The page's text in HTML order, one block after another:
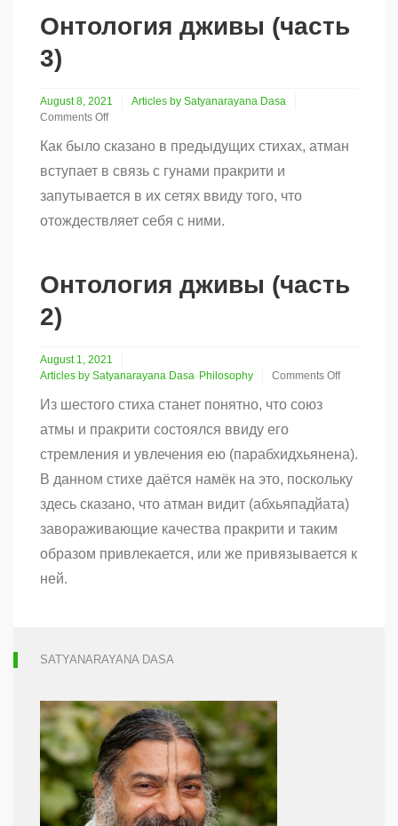
Онтология дживы (часть
3)
August 8, 2021
Articles by Satyanarayana Dasa
Comments Off
Онтология
(часть
3)
Как было сказано в предыдущих стихах, атман
вступает в связь с гунами пракрити и
запутывается в их сетях ввиду того, что
отождествляет себя с ними.
Онтология дживы (часть
2)
August 1, 2021
Articles by Satyanarayana Dasa Philosophy
Comments Off
Онтология
2)
Из шестого стиха станет понятно, что союз
атмы и пракрити состоялся ввиду его
стремления и увлечения ею (парабхидхьянена).
В данном стихе даётся намёк на это, поскольку
здесь сказано, что атман видит (абхьяпадйата)
завораживающие качества пракрити и таким
образом привлекается, или же привязывается к
ней.
SATYANARAYANA DASA